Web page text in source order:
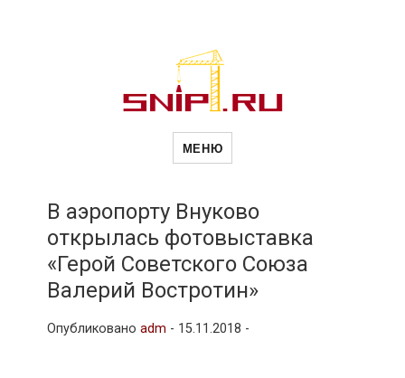
Новости
и
МЕНЮ
В аэропорту Внуково
открылась фотовыставка
«Герой Советского Союза
Валерий Востротин»
Опубликовано adm - 15.11.2018 -